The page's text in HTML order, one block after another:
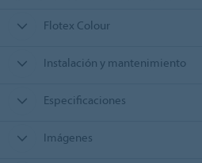
Flotex Colour
Instalación y mantenimiento
Especificaciones
Imágenes